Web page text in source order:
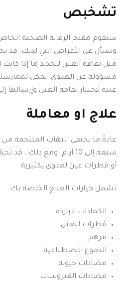
تشخبص
سيقوم مقدم الرعاية الصحية
ويسأل عن الأعراض التي لديك. قد
مثل ثقافة العين لتحديد ما إذا كانت
مسؤولة عن العدوى. يمكن
عينة لاختبار ثقافة العين وإرسالها
علاج او معاملة
عادةً ما يختفي التهاب الملتحمة
سبعة إلى 10 أيام. ومع ذلك
أو قطرات عين لعدوى بكتيرية
تشمل خيارات العلاج الخاصة بك:
الكمادات الباردة
قطرات للعين
مرهم
الدموع الاصطناعية
مضادات حيوية
مضادات الفيروسات